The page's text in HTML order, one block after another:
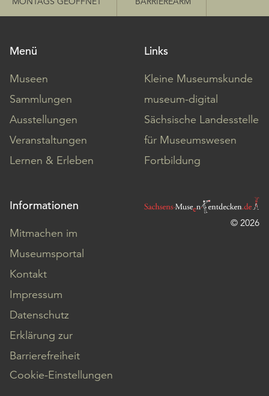
Menü
Museen
Sammlungen
Ausstellungen
Veranstaltungen
Lernen & Erleben
Links
Kleine Museumskunde
museum-digital
Sächsische Landesstelle
für Museumswesen
Fortbildung
Informationen
Mitmachen im
Museumsportal
Kontakt
Impressum
Datenschutz
Erklärung zur
Barrierefreiheit
Cookie-Einstellungen
© 2026